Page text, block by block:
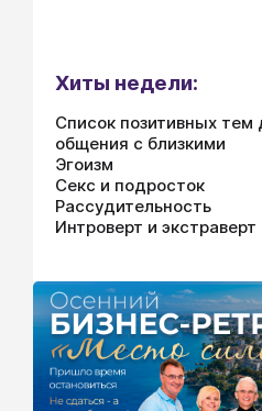
Хиты недели:
Список позитивных тем
общения с близкими
Эгоизм
Секс и подросток
Рассудительность
Интроверт и экстраверт